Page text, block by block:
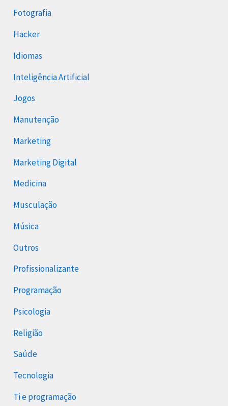
Fotografia
Hacker
Idiomas
Inteligência Artificial
Jogos
Manutenção
Marketing
Marketing Digital
Medicina
Musculação
Música
Outros
Profissionalizante
Programação
Psicologia
Religião
Saúde
Tecnologia
Ti e programação